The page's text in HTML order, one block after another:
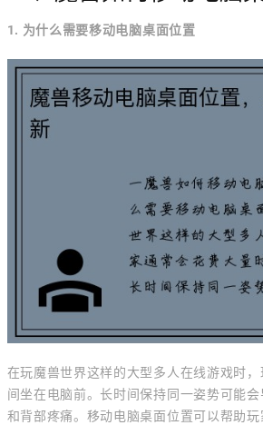
1. 为什么需要移动电脑桌面位置
在玩魔兽世界这样的大型多人在线游戏时
间坐在电脑前。长时间保持同一姿势可能
和背部疼痛。移动电脑桌面位置可以帮助